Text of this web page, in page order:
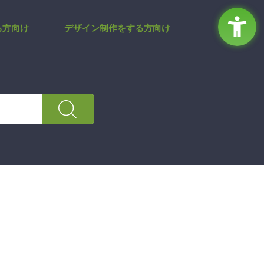
サイト
方向け デザイン制作をする方向け